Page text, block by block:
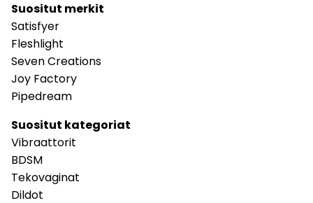
Suositut merkit
Satisfyer
Fleshlight
Seven Creations
Joy Factory
Pipedream
Suositut kategoriat
Vibraattorit
BDSM
Tekovaginat
Dildot